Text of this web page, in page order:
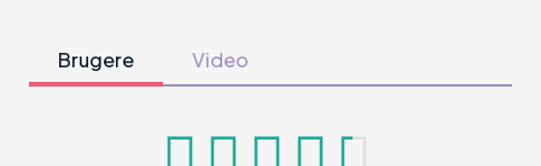
Brugere Video